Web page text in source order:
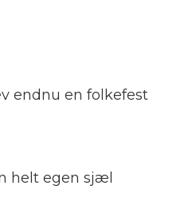
endnu en folkefest
helt egen sjæl